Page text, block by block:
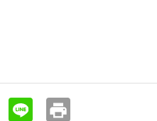
print